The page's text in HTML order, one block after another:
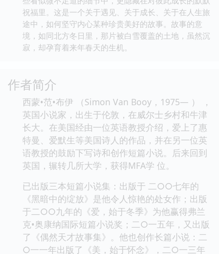
祝福里。这是一个关于遇见、关于成长、关于在人生旅
途中，如何坚守内心某种珍贵美好的故事。故事的意
境，如同北方冬日里，那片被白雪覆盖的土地，虽然沉
寂，却孕育着来年春天的生机。
作者简介
西蒙•范•布伊 （Simon Van Booy，1975— ） ，
英国小说家，出生于伦敦，在威尔士乡村和牛津
长大。在美国经由一位英语教授介绍，爱上了惠
特曼、爱默生等美国诗人的作品，并在另一位英
语教授的鼓励下写诗和创作短篇小说。后来回到
英国，辗转几所大学，获得MFA学 位。
已出版三本短篇小说集：出版于 二○○七年的
《黑暗中的绽放》是他令人惊艳的处女作；出版
于二○○九年的《爱，始于冬季》为他赢得弗兰
克•奥康纳国际短篇小说奖；二○一五年，又出版
了《偶然天才故事集》。他也创作长篇小说：二
○一一年出版了《美，始于怀念》，二○一三年